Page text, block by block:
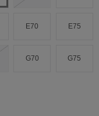
E70 E75
G70 G75